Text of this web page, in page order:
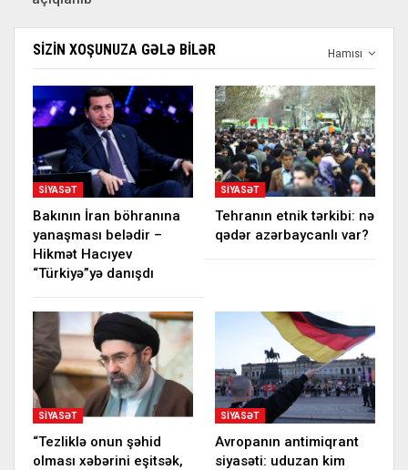
Hamısı
SIZIN XOŞUNUZA GƏLƏ BILƏR
SIYASƏT
Bakının İran böhranına
yanaşması belədir –
Hikmət Hacıyev
“Türkiyə”yə danışdı
SIYASƏT
Tehranın etnik tərkibi: nə
qədər azərbaycanlı var?
SIYASƏT
“Tezliklə onun şəhid
olması xəbərini eşitsək,
SIYASƏT
Avropanın antimiqrant
siyasəti: uduzan kim